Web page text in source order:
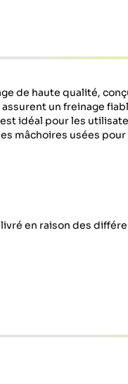
de haute qualité,
un freinage
idéal pour les
mâchoires usées
en raison des